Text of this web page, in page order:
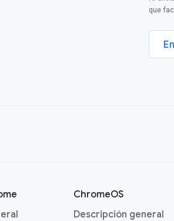
que
ChromeOS
Descripción general